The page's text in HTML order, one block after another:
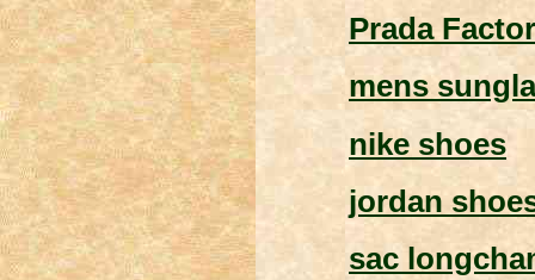
Prada
mens
nike shoes
jordan
sac